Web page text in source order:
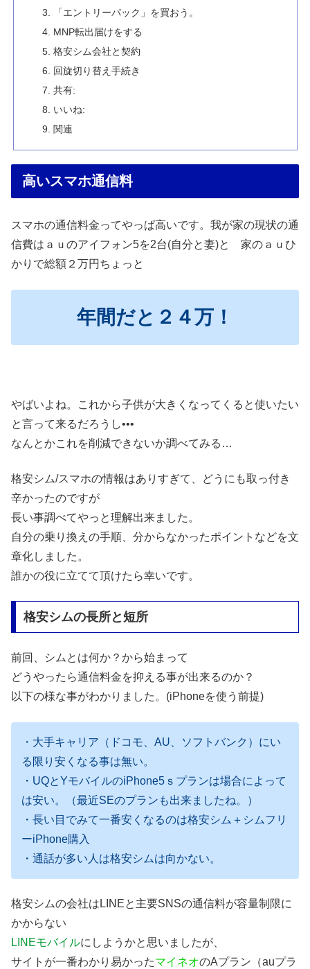
「エントリーパック」を買おう。
MNP転出届けをする
格安シム会社と契約
回旋切り替え手続き
共有:
いいね:
関連
高いスマホ通信料
スマホの通信料金ってやっぱ高いです。我が家の現状の通
信費はａｕのアイフォン5を2台(自分と妻)と 家のａｕひ
かりで総額２万円ちょっと
年間だと２４万！
やばいよね。これから子供が大きくなってくると使いたい
と言って来るだろうし•••
なんとかこれを削減できないか調べてみる…
格安シム/スマホの情報はありすぎて、どうにも取っ付き
辛かったのですが
長い事調べてやっと理解出来ました。
自分の乗り換えの手順、分からなかったポイントなどを文
章化しました。
誰かの役に立てて頂けたら幸いです。
格安シムの長所と短所
前回、シムとは何か？から始まって
どうやったら通信料金を抑える事が出来るのか？
以下の様な事がわかりました。(iPhoneを使う前提)
・大手キャリア（ドコモ、AU、ソフトバンク）にい
る限り安くなる事は無い。
・UQとYモバイルのiPhone5ｓプランは場合によって
は安い。（最近SEのプランも出来ましたね。）
・長い目でみて一番安くなるのは格安シム＋シムフリ
ーiPhone購入
・通話が多い人は格安シムは向かない。
格安シムの会社はLINEと主要SNSの通信料が容量制限に
かからない
LINEモバイルにしようかと思いましたが、
サイトが一番わかり易かったマイネオのAプラン（auプラ